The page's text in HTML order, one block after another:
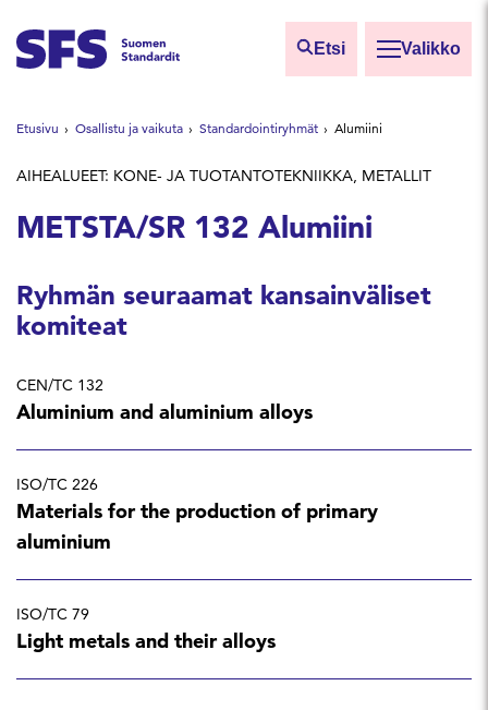
Etsi Valikko
Etsi sivuilta
Hae hakutermillä
Etusivu Osallistu ja vaikuta Standardointiryhmät Alumiini
AIHEALUEET: KONE- JA TUOTANTOTEKNIIKKA, METALLIT
METSTA/SR 132 Alumiini
Ryhmän seuraamat kansainväliset
komiteat
CEN/TC 132
Aluminium and aluminium alloys
ISO/TC 226
Materials for the production of primary
aluminium
ISO/TC 79
Light metals and their alloys